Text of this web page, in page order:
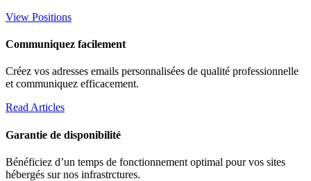
View Positions
Communiquez facilement
Créez vos adresses emails personnalisées de qualité professionnelle
et communiquez efficacement.
Read Articles
Garantie de disponibilité
Bénéficiez d’un temps de fonctionnement optimal pour vos sites
hébergés sur nos infrastrctures.